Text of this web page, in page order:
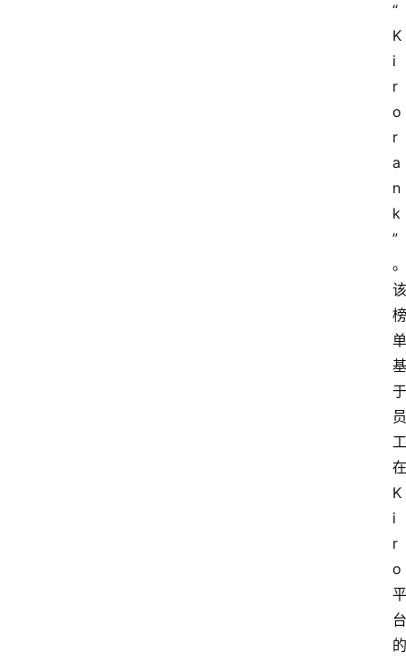
“
K
i
r
o
r
a
n
k
”
。
该
榜
单
基
于
员
工
在
K
i
r
o
平
台
的